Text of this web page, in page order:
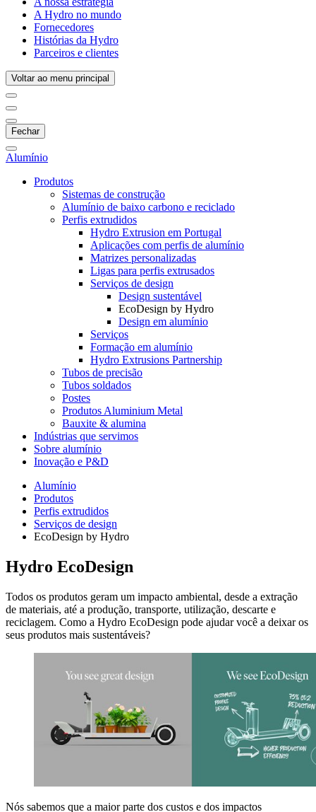
A Hydro no mundo
Fornecedores
Histórias da Hydro
Parceiros e clientes
Voltar ao menu principal
Fechar
Alumínio
Produtos
Sistemas de construção
Alumínio de baixo carbono e reciclado
Perfis extrudidos
Hydro Extrusion em Portugal
Aplicações com perfis de alumínio
Matrizes personalizadas
Ligas para perfis extrusados
Serviços de design
Design sustentável
EcoDesign by Hydro
Design em alumínio
Serviços
Formação em alumínio
Hydro Extrusions Partnership
Tubos de precisão
Tubos soldados
Postes
Produtos Aluminium Metal
Bauxite & alumina
Indústrias que servimos
Sobre alumínio
Inovação e P&D
Alumínio
Produtos
Perfis extrudidos
Serviços de design
EcoDesign by Hydro
Hydro EcoDesign
Todos os produtos geram um impacto ambiental, desde a extração
de materiais, até a produção, transporte, utilização, descarte e
reciclagem. Como a Hydro EcoDesign pode ajudar você a deixar os
seus produtos mais sustentáveis?
Nós sabemos que a maior parte dos custos e dos impactos